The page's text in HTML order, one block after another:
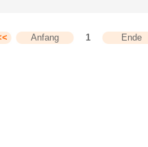
Anfang 1 Ende